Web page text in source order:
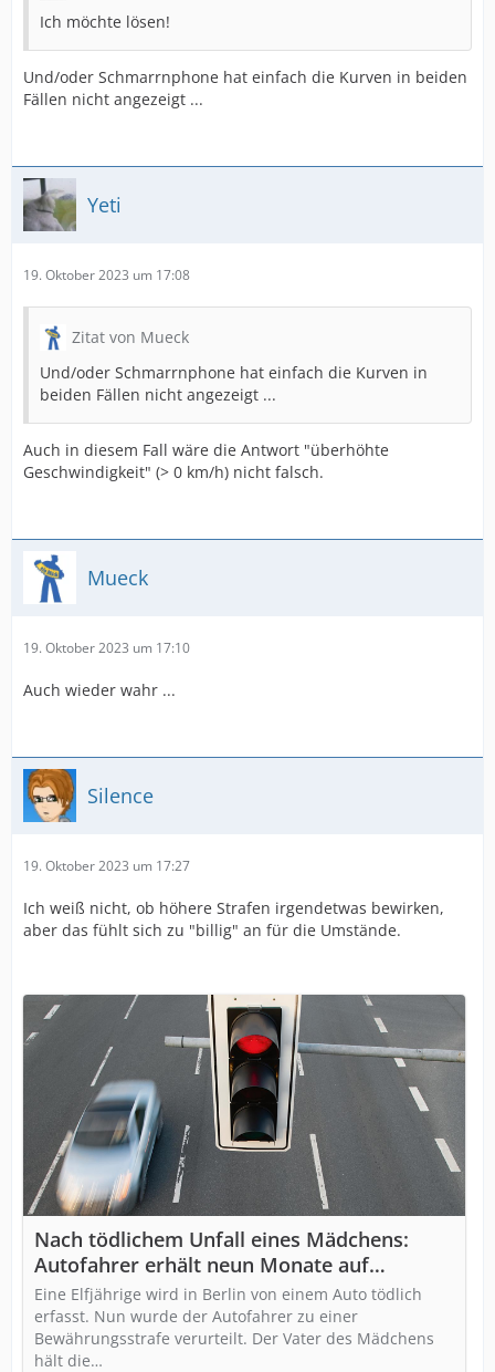
Ich möchte lösen!
Und/oder Schmarrnphone hat einfach die Kurven in beiden
Fällen nicht angezeigt ...
Yeti
19. Oktober 2023 um 17:08
Zitat von Mueck
Und/oder Schmarrnphone hat einfach die Kurven in
beiden Fällen nicht angezeigt ...
Auch in diesem Fall wäre die Antwort "überhöhte
Geschwindigkeit" (> 0 km/h) nicht falsch.
Mueck
19. Oktober 2023 um 17:10
Auch wieder wahr ...
Silence
19. Oktober 2023 um 17:27
Ich weiß nicht, ob höhere Strafen irgendetwas bewirken,
aber das fühlt sich zu "billig" an für die Umstände.
Nach tödlichem Unfall eines Mädchens:
Autofahrer erhält neun Monate auf
Bewährung
Eine Elfjährige wird in Berlin von einem Auto tödlich
erfasst. Nun wurde der Autofahrer zu einer
Bewährungsstrafe verurteilt. Der Vater des Mädchens
hält die…